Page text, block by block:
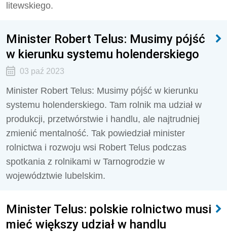
litewskiego.
Minister Robert Telus: Musimy pójść
w kierunku systemu holenderskiego
03 paź 2023
Minister Robert Telus: Musimy pójść w kierunku
systemu holenderskiego. Tam rolnik ma udział w
produkcji, przetwórstwie i handlu, ale najtrudniej
zmienić mentalność. Tak powiedział minister
rolnictwa i rozwoju wsi Robert Telus podczas
spotkania z rolnikami w Tarnogrodzie w
województwie lubelskim.
Minister Telus: polskie rolnictwo musi
mieć większy udział w handlu